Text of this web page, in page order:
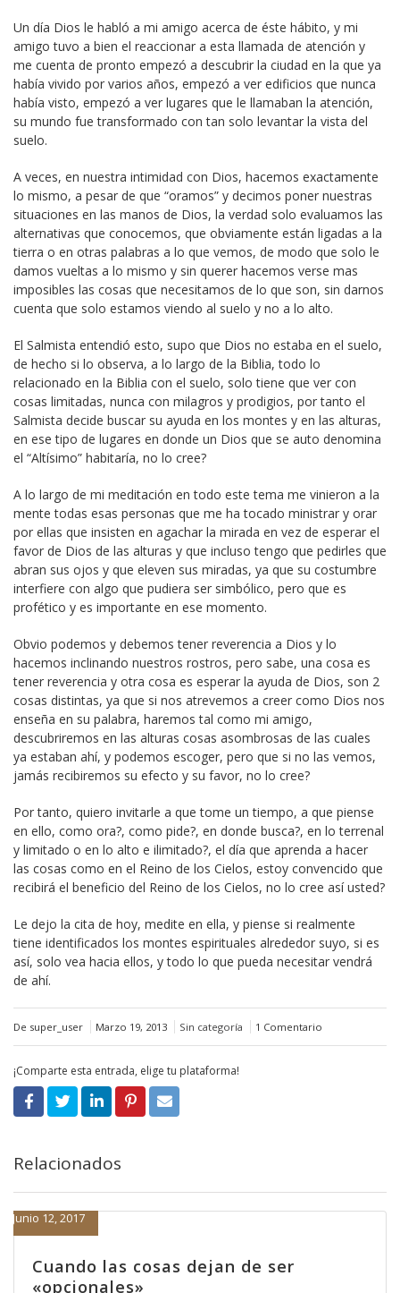
Un día Dios le habló a mi amigo acerca de éste hábito, y mi
amigo tuvo a bien el reaccionar a esta llamada de atención y
me cuenta de pronto empezó a descubrir la ciudad en la que ya
había vivido por varios años, empezó a ver edificios que nunca
había visto, empezó a ver lugares que le llamaban la atención,
su mundo fue transformado con tan solo levantar la vista del
suelo.
A veces, en nuestra intimidad con Dios, hacemos exactamente
lo mismo, a pesar de que “oramos” y decimos poner nuestras
situaciones en las manos de Dios, la verdad solo evaluamos las
alternativas que conocemos, que obviamente están ligadas a la
tierra o en otras palabras a lo que vemos, de modo que solo le
damos vueltas a lo mismo y sin querer hacemos verse mas
imposibles las cosas que necesitamos de lo que son, sin darnos
cuenta que solo estamos viendo al suelo y no a lo alto.
El Salmista entendió esto, supo que Dios no estaba en el suelo,
de hecho si lo observa, a lo largo de la Biblia, todo lo
relacionado en la Biblia con el suelo, solo tiene que ver con
cosas limitadas, nunca con milagros y prodigios, por tanto el
Salmista decide buscar su ayuda en los montes y en las alturas,
en ese tipo de lugares en donde un Dios que se auto denomina
el “Altísimo” habitaría, no lo cree?
A lo largo de mi meditación en todo este tema me vinieron a la
mente todas esas personas que me ha tocado ministrar y orar
por ellas que insisten en agachar la mirada en vez de esperar el
favor de Dios de las alturas y que incluso tengo que pedirles que
abran sus ojos y que eleven sus miradas, ya que su costumbre
interfiere con algo que pudiera ser simbólico, pero que es
profético y es importante en ese momento.
Obvio podemos y debemos tener reverencia a Dios y lo
hacemos inclinando nuestros rostros, pero sabe, una cosa es
tener reverencia y otra cosa es esperar la ayuda de Dios, son 2
cosas distintas, ya que si nos atrevemos a creer como Dios nos
enseña en su palabra, haremos tal como mi amigo,
descubriremos en las alturas cosas asombrosas de las cuales
ya estaban ahí, y podemos escoger, pero que si no las vemos,
jamás recibiremos su efecto y su favor, no lo cree?
Por tanto, quiero invitarle a que tome un tiempo, a que piense
en ello, como ora?, como pide?, en donde busca?, en lo terrenal
y limitado o en lo alto e ilimitado?, el día que aprenda a hacer
las cosas como en el Reino de los Cielos, estoy convencido que
recibirá el beneficio del Reino de los Cielos, no lo cree así usted?
Le dejo la cita de hoy, medite en ella, y piense si realmente
tiene identificados los montes espirituales alrededor suyo, si es
así, solo vea hacia ellos, y todo lo que pueda necesitar vendrá
de ahí.
De super_user Marzo 19, 2013 Sin categoría 1 Comentario
¡Comparte esta entrada, elige tu plataforma!
Relacionados
Cuando las cosas dejan de ser
«opcionales»
Junio 12, 2017